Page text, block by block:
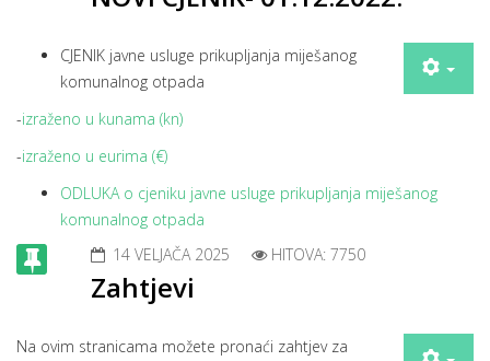
CJENIK javne usluge prikupljanja miješanog
komunalnog otpada
-izraženo u kunama (kn)
-izraženo u eurima (€)
ODLUKA o cjeniku javne usluge prikupljanja miješanog
komunalnog otpada
14 VELJAČA 2025
HITOVA: 7750
Zahtjevi
Na ovim stranicama možete pronaći zahtjev za